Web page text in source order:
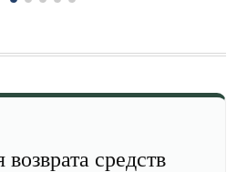
возврата средств